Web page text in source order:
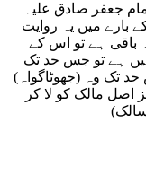
جعفر صادق علیہ
بارے میں یہ روایت
باقی ہے تو اس کے
ہے تو جس حد تک
تک وہ (جھوٹاگواہ)
مالک کو لا کر